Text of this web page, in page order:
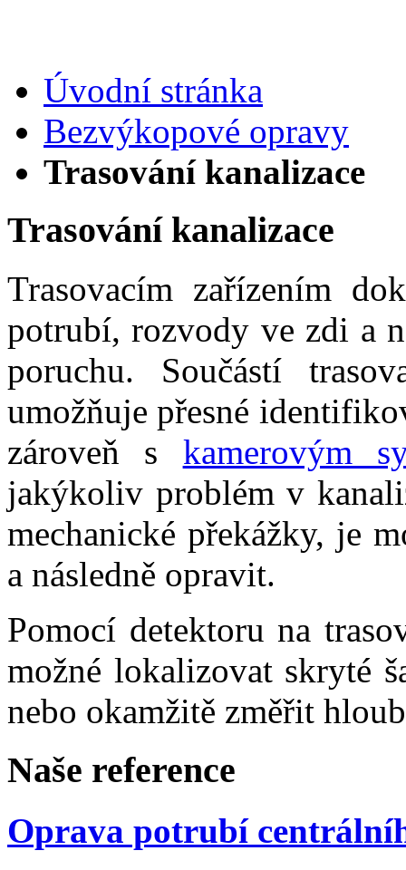
Úvodní stránka
Bezvýkopové opravy
Trasování kanalizace
Trasování kanalizace
Trasovacím zařízením
potrubí, rozvody ve zdi a
poruchu. Součástí
umožňuje přesné
zároveň s kamerovým
jakýkoliv problém v
mechanické překážky, je
a následně opravit.
Pomocí detektoru na
možné lokalizovat skryté
nebo okamžitě změřit
Naše reference
Oprava potrubí